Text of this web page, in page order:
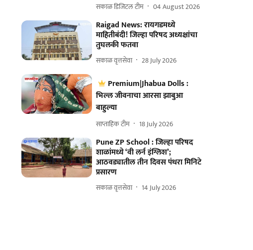
सकाळ डिजिटल टीम 04 August 2026
Raigad News: रायगडमध्ये
माहितीबंदी! जिल्हा परिषद अध्यक्षांचा
तुघलकी फतवा
सकाळ वृत्तसेवा 28 July 2026
Premium|Jhabua Dolls :
भिल्ल जीवनाचा आरसा झाबुआ
बाहुल्या
साप्ताहिक टीम 18 July 2026
Pune ZP School : जिल्हा परिषद
शाळांमध्ये ‘वी लर्न इंग्लिश’;
आठवड्यातील तीन दिवस पंधरा मिनिटे
प्रसारण
सकाळ वृत्तसेवा 14 July 2026